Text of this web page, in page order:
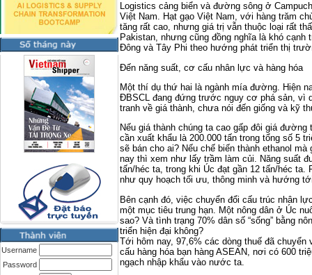
Username
Password
Logistics cảng biển và đường sông ở
Việt Nam. Hạt gạo Việt Nam, với hàng trăm
tăng rất cao, nhưng giá trị vẫn thuộc loại rất
Pakistan, nhưng cũng đồng nghĩa là khó
Đông và Tây Phi theo hướng phát triển thị
Đến năng suất, cơ cấu nhân lực và hàng hóa
Một thí dụ thứ hai là ngành mía đường. Hiện
ĐBSCL đang đứng trước nguy cơ phá sản, vì
tranh về giá thành, chưa nói đến giống và kỹ
Nếu giá thành chúng ta cao gấp đôi giá
cần xuất khẩu là 200.000 tấn trong tổng số 5
sẽ bán cho ai? Nếu chế biến thành ethanol
nay thì xem như lấy trầm làm củi. Năng suất
tấn/héc ta, trong khi Úc đạt gần 12 tấn/héc ta.
như quy hoạch tối ưu, thông minh và hướng
Bên cạnh đó, việc chuyển đổi cấu trúc nhân
một mục tiêu trung hạn. Một nông dân ở Úc
sao? Và tình trạng 70% dân số “sống” bằng
triển hiện đại không?
Tới hôm nay, 97,6% các dòng thuế đã
cấu hàng hóa bạn hàng ASEAN, nơi có 600
ngạch nhập khẩu vào nước ta.